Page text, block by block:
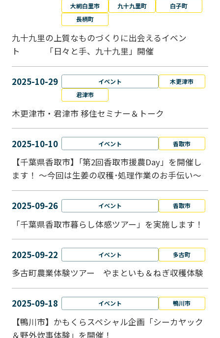
大網白里市
九十九里町
白子町
長柄町
九十九里の上質なものづくりに出会えるイベン
ト 「日々と手、九十九里」開催
2025-10-29 イベント
木更津市
君津市
木更津市・君津市 移住セミナー＆トーク
2025-10-10 イベント 香取市
【千葉県香取市】｢第2回香取市援農Day」を開催し
ます！ ～今回は生姜の収穫･処理作業のお手伝い～
2025-09-26 イベント 香取市
「千葉県香取市暮らし体感ツアー」を実施します！
2025-09-22 イベント 多古町
多古町農業体験ツアー やまといも＆ねぎ収穫体験
2025-09-18 イベント 鴨川市
【鴨川市】かもくらスペシャル企画「シーカヤック
＆野外炊事体験」を開催！